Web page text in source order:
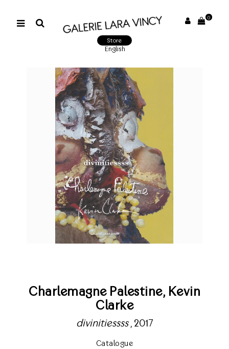
0
Store
English
Charlemagne Palestine, Kevin
Clarke
divinitiessss, 2017
Catalogue